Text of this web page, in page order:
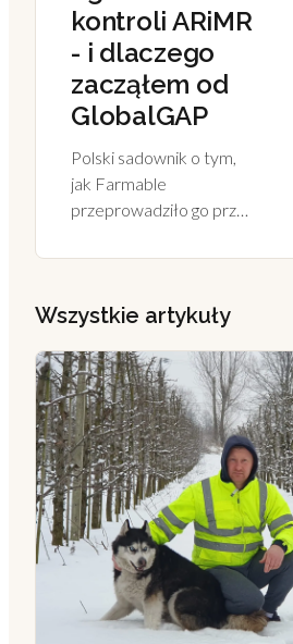
kontroli ARiMR
- i dlaczego
zacząłem od
GlobalGAP
Polski sadownik o tym,
jak Farmable
przeprowadziło go przez
dlaczego elektroniczna
lepszą inwestycją niż się
Wszystkie artykuły